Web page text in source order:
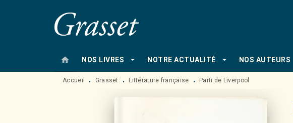
MENU RECHERCHE
home NOS LIVRES arrow_drop_down NOTRE ACTUALITÉ arrow_drop_down NOS AUTEURS
Accueil • Grasset • Littérature française • Parti de Liverpool